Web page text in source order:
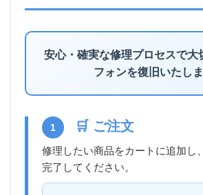
安心・確実な修理プロセスで大
フォンを復旧いたし
1 🛒 ご注文
修理したい商品をカートに追加し
完了してください。